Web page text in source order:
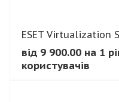
ESET Virtualization
від 9 900.00 на 1
користувачів